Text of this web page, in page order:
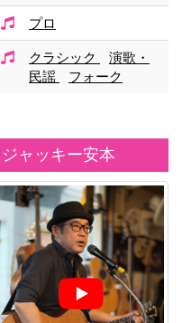
プロ
クラシック
演歌・
民謡
フォーク
ジャッキー安本